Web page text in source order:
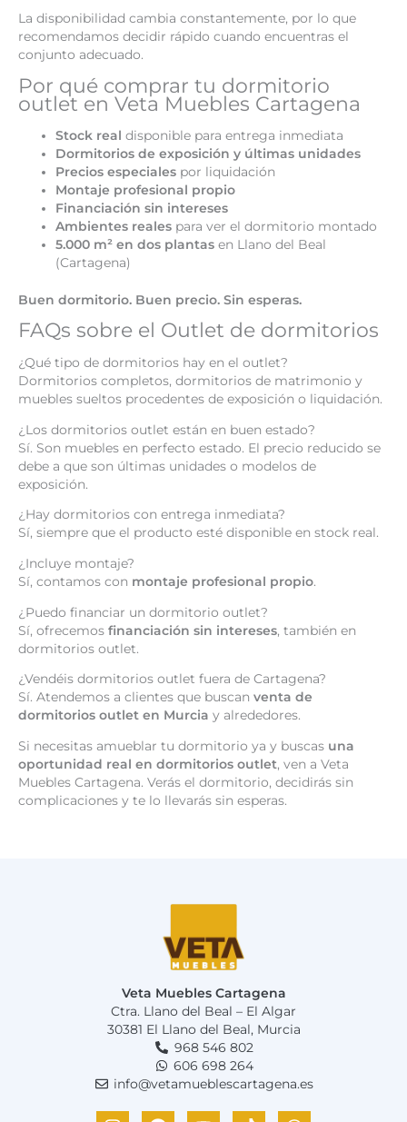
La disponibilidad cambia constantemente, por lo que
recomendamos decidir rápido cuando encuentras el
conjunto adecuado.
Por qué comprar tu dormitorio
outlet en Veta Muebles Cartagena
Stock real disponible para entrega inmediata
Dormitorios de exposición y últimas unidades
Precios especiales por liquidación
Montaje profesional propio
Financiación sin intereses
Ambientes reales para ver el dormitorio montado
5.000 m² en dos plantas en Llano del Beal
(Cartagena)
Buen dormitorio. Buen precio. Sin esperas.
FAQs sobre el Outlet de dormitorios
¿Qué tipo de dormitorios hay en el outlet?
Dormitorios completos, dormitorios de matrimonio y
muebles sueltos procedentes de exposición o liquidación.
¿Los dormitorios outlet están en buen estado?
Sí. Son muebles en perfecto estado. El precio reducido se
debe a que son últimas unidades o modelos de
exposición.
¿Hay dormitorios con entrega inmediata?
Sí, siempre que el producto esté disponible en stock real.
¿Incluye montaje?
Sí, contamos con montaje profesional propio.
¿Puedo financiar un dormitorio outlet?
Sí, ofrecemos financiación sin intereses, también en
dormitorios outlet.
¿Vendéis dormitorios outlet fuera de Cartagena?
Sí. Atendemos a clientes que buscan venta de
dormitorios outlet en Murcia y alrededores.
Si necesitas amueblar tu dormitorio ya y buscas una
oportunidad real en dormitorios outlet, ven a Veta
Muebles Cartagena. Verás el dormitorio, decidirás sin
complicaciones y te lo llevarás sin esperas.
Veta Muebles Cartagena
Ctra. Llano del Beal – El Algar
30381 El Llano del Beal, Murcia
968 546 802
606 698 264
info@vetamueblescartagena.es